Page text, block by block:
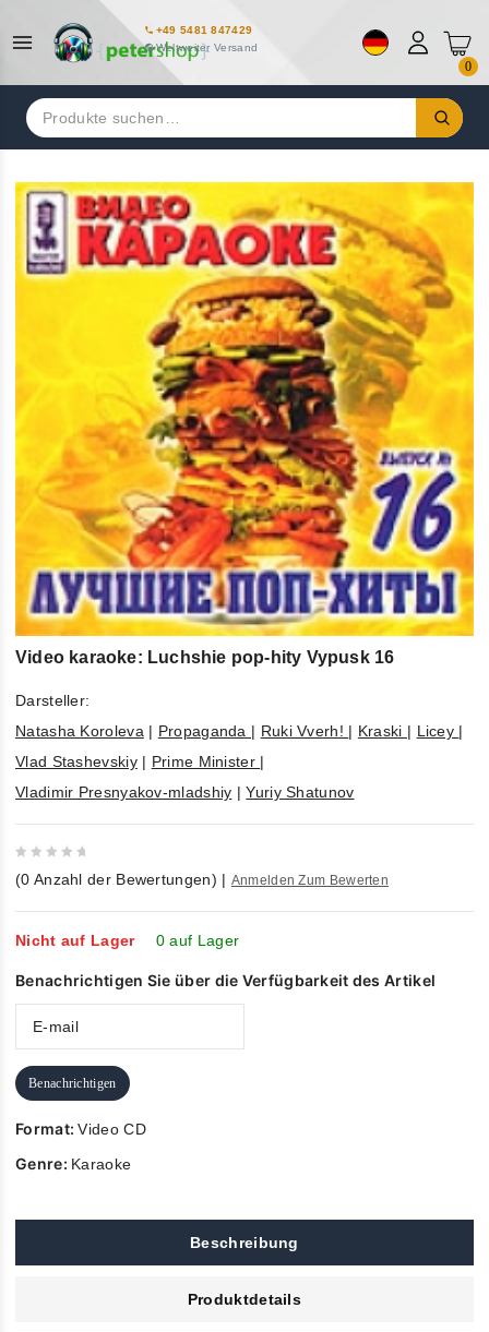
+49 5481 847429
Weltweiter Versand
0
Suchen
nach:
Video karaoke: Luchshie pop-hity Vypusk 16
Darsteller:
Natasha Koroleva | Propaganda | Ruki Vverh! | Kraski | Licey |
Vlad Stashevskiy| Prime Minister |
Vladimir Presnyakov-mladshiy |Yuriy Shatunov
out
of
5
(0 Anzahl der Bewertungen) | Anmelden Zum Bewerten
Nicht auf Lager 0 auf Lager
Benachrichtigen Sie über die Verfügbarkeit des Artikel
Benachrichtigen
Format:Video CD
Genre: Karaoke
Beschreibung
Produktdetails